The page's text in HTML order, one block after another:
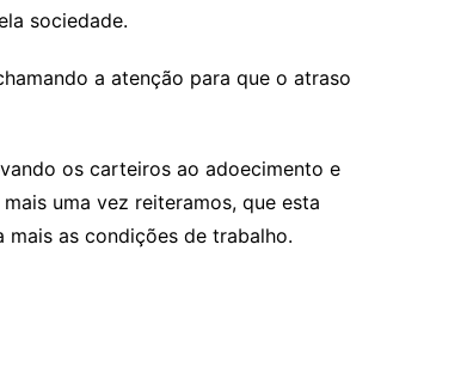
sociedade.
a atenção para que o atraso
os carteiros ao adoecimento e
uma vez reiteramos, que esta
as condições de trabalho.